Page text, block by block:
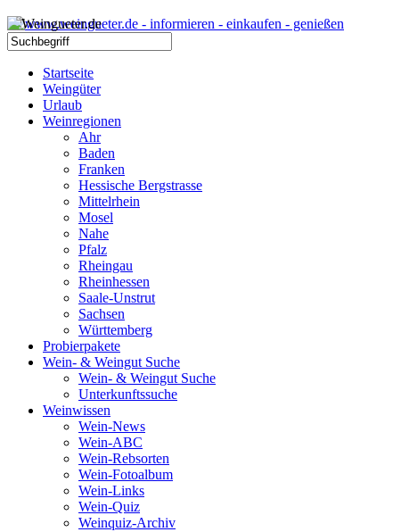
Startseite
Weingüter
Urlaub
Weinregionen
Ahr
Baden
Franken
Hessische Bergstrasse
Mittelrhein
Mosel
Nahe
Pfalz
Rheingau
Rheinhessen
Saale-Unstrut
Sachsen
Württemberg
Probierpakete
Wein- & Weingut Suche
Wein- & Weingut Suche
Unterkunftssuche
Weinwissen
Wein-News
Wein-ABC
Wein-Rebsorten
Wein-Fotoalbum
Wein-Links
Wein-Quiz
Weinquiz-Archiv